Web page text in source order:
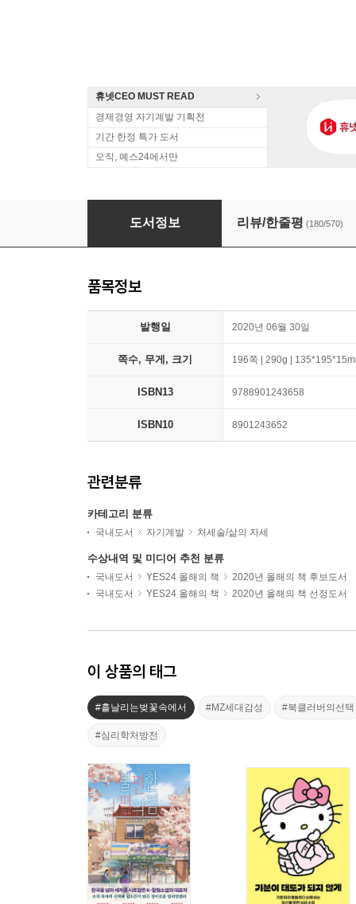
휴넷CEO MUST READ
경제경영 자기계발 기획전
기간 한정 특가 도서
오직, 예스24에서만
기분이 태도가 되지 않게
도서정보 리뷰/한줄평 (180/570)
품목정보
발행일 2020년 06월 30일
쪽수, 무게, 크기 196쪽 | 290g |
ISBN13 9788901243658
ISBN10 8901243652
관련분류
카테고리 분류
국내도서 자기계발 처세술/삶의 자세
수상내역 및 미디어 추천 분류
국내도서 YES24 올해의 책
2020년 올해의 책 후보도서
국내도서
YES24 올해의 책 2020년 올해의 책 선정도서
이 상품의 태그
#흩날리는벚꽃속에서 #MZ세대감성 #북클러버의선택
#심리학처방전